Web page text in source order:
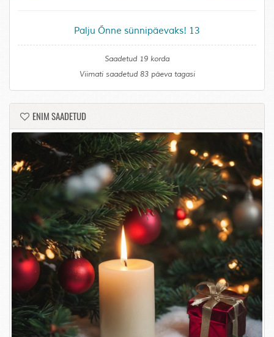
Palju Õnne sünnipäevaks! 13
Saadetud 19 korda
Viimati saadetud 83 päeva tagasi
ENIM SAADETUD